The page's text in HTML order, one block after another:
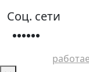
Соц. сети